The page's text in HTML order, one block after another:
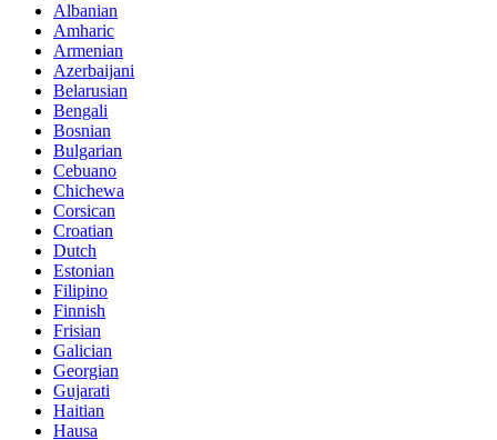
Albanian
Amharic
Armenian
Azerbaijani
Belarusian
Bengali
Bosnian
Bulgarian
Cebuano
Chichewa
Corsican
Croatian
Dutch
Estonian
Filipino
Finnish
Frisian
Galician
Georgian
Gujarati
Haitian
Hausa